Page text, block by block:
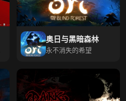
奥日与黑暗森林
永不消失的希望